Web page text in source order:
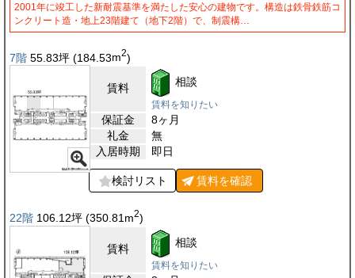
2001年に竣工した新耐震基準を満たした安心の建物です。構造は鉄骨鉄筋コ
ンクリート造・地上23階建て（地下2階）で、制震構…
7階 55.83坪 (184.53m2)
賃料 相談
賃料を知りたい
保証金
8ヶ月
礼金
無
入居時期
即日
検討リスト 賃料を確認
22階 106.12坪 (350.81 m2)
賃料 相談
賃料を知りたい